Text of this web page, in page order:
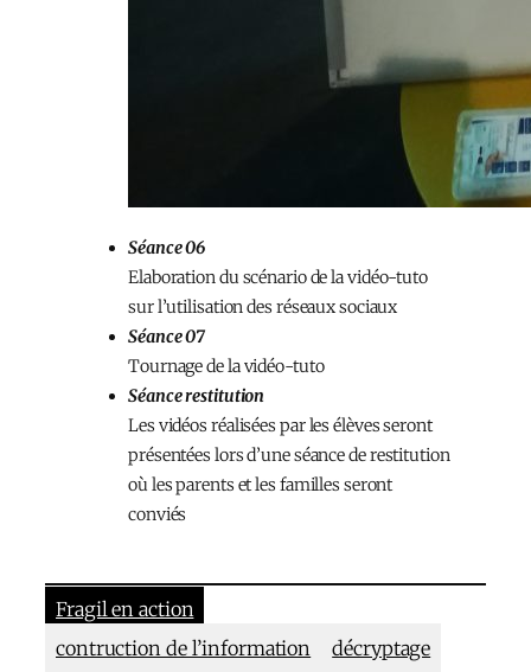
Séance 06
Elaboration du scénario de la vidéo-tuto
sur l’utilisation des réseaux sociaux
Séance 07​
Tournage de la vidéo-tuto
Séance restitution​
Les vidéos réalisées par les élèves seront
présentées lors d’une séance de restitution
où les parents et les familles seront
conviés
Fragil en action
contruction de l’information
décryptage